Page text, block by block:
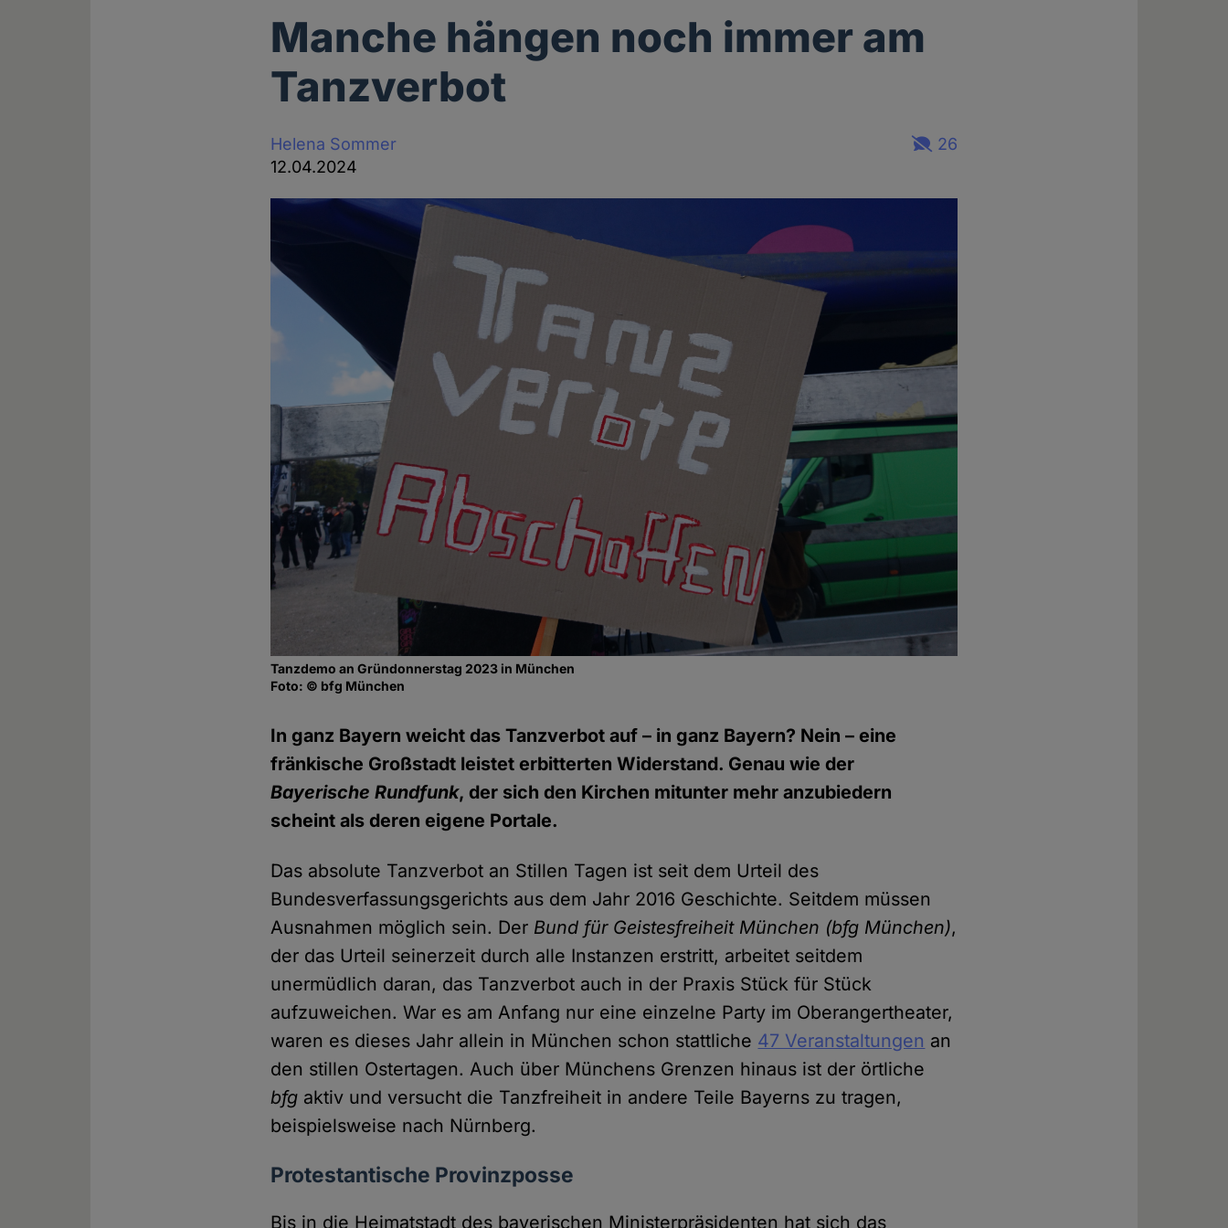
Manche hängen noch immer am
Tanzverbot
Helena Sommer
12.04.2024
26
Tanzdemo an Gründonnerstag 2023 in München
Foto: © bfg München
In ganz Bayern weicht das Tanzverbot auf – in ganz Bayern? Nein – eine
fränkische Großstadt leistet erbitterten Widerstand. Genau wie der
Bayerische Rundfunk, der sich den Kirchen mitunter mehr anzubiedern
scheint als deren eigene Portale.
Das absolute Tanzverbot an Stillen Tagen ist seit dem Urteil des
Bundesverfassungsgerichts aus dem Jahr 2016 Geschichte. Seitdem müssen
Ausnahmen möglich sein. Der Bund für Geistesfreiheit München (bfg München),
der das Urteil seinerzeit durch alle Instanzen erstritt, arbeitet seitdem
unermüdlich daran, das Tanzverbot auch in der Praxis Stück für Stück
aufzuweichen. War es am Anfang nur eine einzelne Party im Oberangertheater,
waren es dieses Jahr allein in München schon stattliche 47 Veranstaltungen an
den stillen Ostertagen. Auch über Münchens Grenzen hinaus ist der örtliche
bfg aktiv und versucht die Tanzfreiheit in andere Teile Bayerns zu tragen,
beispielsweise nach Nürnberg.
Protestantische Provinzposse
Bis in die Heimatstadt des bayerischen Ministerpräsidenten hat sich das